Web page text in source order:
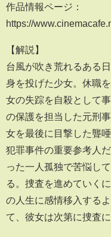
作品情報ページ：
https://
【解説】
台風が吹き荒れるある
身を投げた少女。休職
女の失踪を自殺として
の保護を担当した元刑
女を最後に目撃した聾
犯罪事件の重要参考人
った一人孤独で苦悩し
る。捜査を進めていく
の人生に感情移入する
て、彼女は次第に捜査